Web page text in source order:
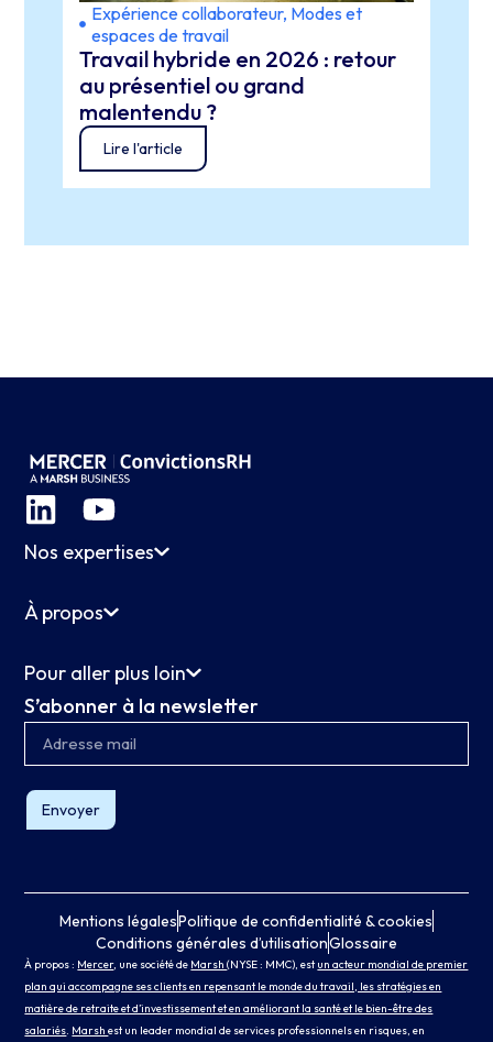
Expérience collaborateur, Modes et
espaces de travail
Travail hybride en 2026 : retour
au présentiel ou grand
malentendu ?
Lire l'article
Nos expertises
À propos
Pour aller plus loin
S’abonner à la newsletter
Envoyer
Mentions légalesPolitique de confidentialité & cookies
Conditions générales d’utilisationGlossaire
À propos : Mercer, une société de Marsh(NYSE : MMC), estun acteur mondial de premier
plan qui accompagne ses clients en repensant le monde du travail, les stratégies en
matière de retraite et d’investissement et en améliorant la santé et le bien-être des
salariés. Marshest un leader mondial de services professionnels en risques, en